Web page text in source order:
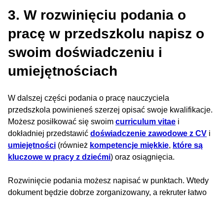
3. W rozwinięciu podania o
pracę w przedszkolu napisz o
swoim doświadczeniu i
umiejętnościach
W dalszej części podania o pracę nauczyciela
przedszkola powinieneś szerzej opisać swoje kwalifikacje.
Możesz posiłkować się swoim curriculum vitae i
dokładniej przedstawić doświadczenie zawodowe z CV i
umiejętności (również kompetencje miękkie, które są
kluczowe w pracy z dziećmi) oraz osiągnięcia.
Rozwinięcie podania możesz napisać w punktach. Wtedy
dokument będzie dobrze zorganizowany, a rekruter łatwo